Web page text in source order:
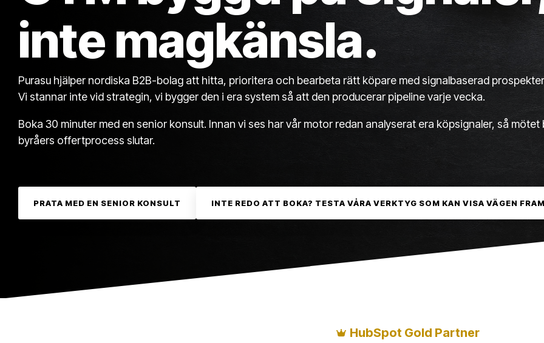
inte magkänsla.
Purasu hjälper nordiska B2B-bolag att hitta, prioritera och bearbeta rätt köpare med signalbaserad
Vi stannar inte vid strategin, vi bygger den i era system så att den producerar pipeline varje vecka.
Boka 30 minuter med en senior konsult. Innan vi ses har vår motor redan analyserat era köpsignaler, så mötet
byråers offertprocess slutar.
PRATA MED EN SENIOR KONSULT INTE REDO ATT BOKA? TESTA VÅRA VERKTYG SOM KAN VISA VÄGEN
HubSpot Gold Partner